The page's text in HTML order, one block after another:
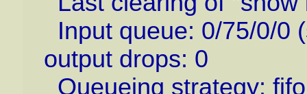
Input queue: 0/75/0/0
output drops: 0
Queueing strategy: fifo